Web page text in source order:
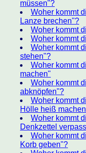
müssen"?
Woher kommt
Lanze brechen"?
Woher kommt
Woher kommt
Woher kommt
stehen"?
Woher kommt
machen"
Woher kommt
abknöpfen"?
Woher kommt
Hölle heiß
Woher kommt
Denkzettel
Woher kommt
Korb geben"?